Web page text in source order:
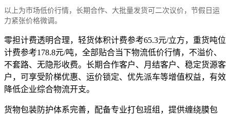
以上为市场低价行情，长期合作、大批量发货可二次议价，节假日运
力紧张价格微调。
零担计费透明合理，轻货体积计费参考65.3元/立方，重货吨位
计费参考178.8元/吨，全部贴合当下物流低价行情，不溢价、
不套路、无隐形收费。长期合作客户、月结客户、稳定货源客
户，可享受阶梯优惠、运价锁定、优先派车等增值权益，有效
降低企业综合物流开支。
货物包装防护体系完善，配备专业打包班组，提供缠绕膜包